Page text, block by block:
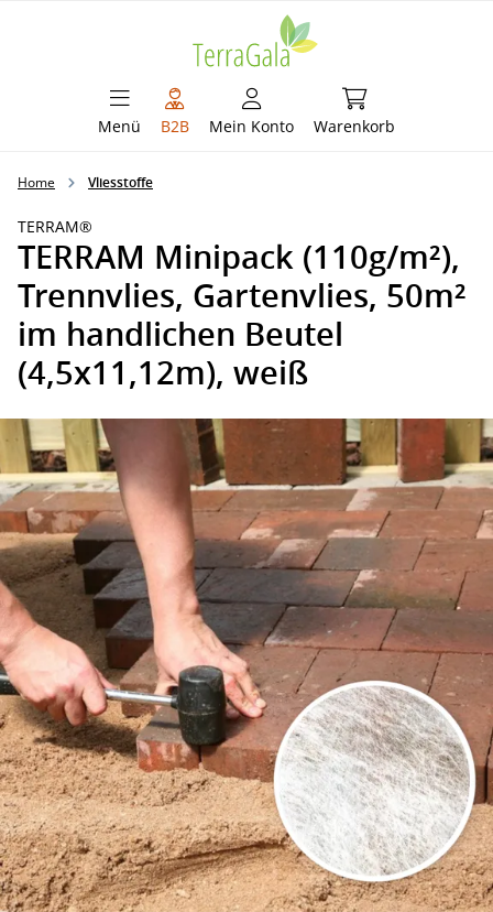
Menü B2B Mein Konto Warenkorb
Warenkorb
Home Vliesstoffe
TERRAM®
TERRAM Minipack (110g/m²),
Trennvlies, Gartenvlies, 50m²
im handlichen Beutel
(4,5x11,12m), weiß